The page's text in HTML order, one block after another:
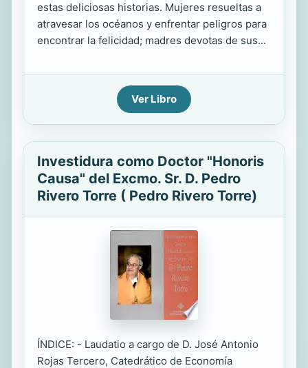
estas deliciosas historias. Mujeres resueltas a
atravesar los océanos y enfrentar peligros para
encontrar la felicidad; madres devotas de sus...
Ver Libro
Investidura como Doctor "Honoris
Causa" del Excmo. Sr. D. Pedro
Rivero Torre ( Pedro Rivero Torre)
ÍNDICE: - Laudatio a cargo de D. José Antonio
Rojas Tercero, Catedrático de Economía